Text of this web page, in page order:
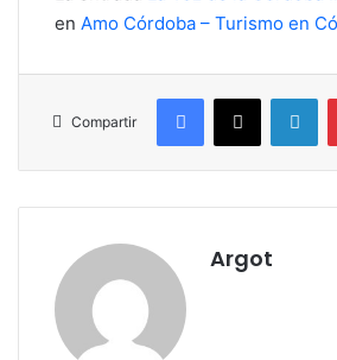
en Amo Córdoba – Turismo en
Compartir
Facebook
X
Argot